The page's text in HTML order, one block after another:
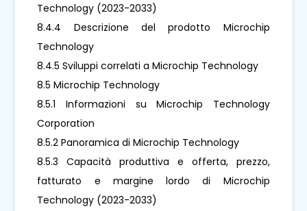
Technology (2023-2033)
8.4.4 Descrizione del prodotto Microchip
Technology
8.4.5 Sviluppi correlati a Microchip Technology
8.5 Microchip Technology
8.5.1 Informazioni su Microchip Technology
Corporation
8.5.2 Panoramica di Microchip Technology
8.5.3 Capacità produttiva e offerta, prezzo,
fatturato e margine lordo di Microchip
Technology (2023-2033)